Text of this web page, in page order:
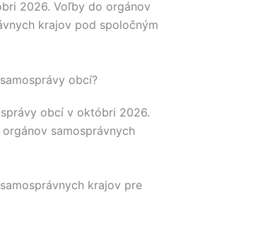
2026. Voľby do orgánov
krajov pod spoločným
obcí?
obcí v októbri 2026.
samosprávnych
krajov pre